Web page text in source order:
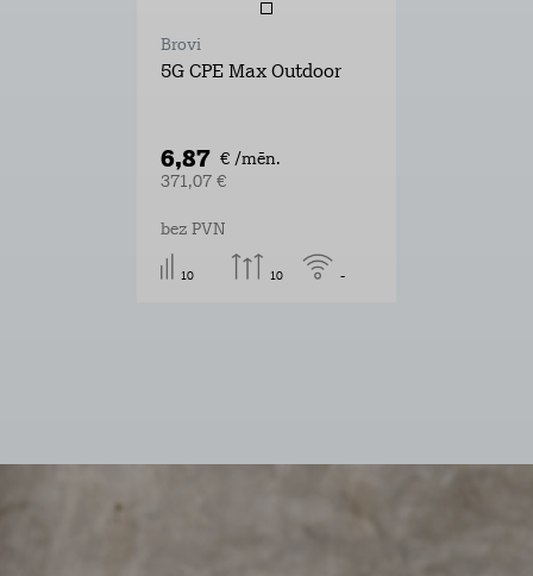
Brovi
5G CPE Max Outdoor
6,87 € /mēn.
371,07 €
bez PVN
10 10 -